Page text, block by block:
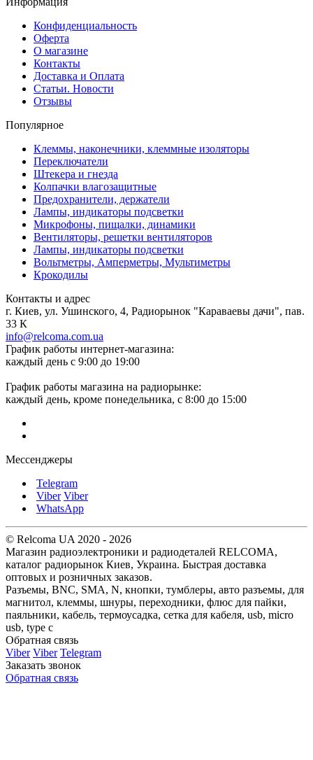
Конфиденциальность
Оферта
О магазине
Контакты
Доставка и Оплата
Статьи. Новости
Отзывы
Популярное
Клеммы, наконечники, клеммные изоляторы
Переключатели
Штекера и гнезда
Колпачки влагозащитные
Предохранители, держатели
Лампы, индикаторы подсветки
Микрофоны, пищалки, динамики
Вентиляторы, решетки вентиляторов
Лампы, индикаторы подсветки
Вольтметры, Амперметры, Мультиметры
Крокодилы
Контакты и адрес
г. Киев, ул. Ушинского, 4, Радиорынок "Караваевы дачи", пав.
33 К
info@relcoma.com.ua
График работы интернет-магазина:
каждый день с 9:00 до 19:00
График работы магазина на радиорынке:
каждый день, кроме понедельника, с 8:00 до 15:00
Мессенджеры
Telegram
Viber Viber
WhatsApp
© Relcoma UA 2020 - 2026
Магазин радиоэлектроники и радиодеталей RELCOMA,
каталог радиорынок Киев, Украина. Быстрая доставка
оптовых и розничных заказов.
Разъемы, BNC, SMA, N, кнопки, тумблеры, авто разъемы, для
магнитол, клеммы, шнуры, переходники, флюс для пайки,
паяльники, кабель, термоусадка, сетка для кабеля, usb, micro
usb, type c
Обратная связь
Viber Viber Telegram
Заказать звонок
Обратная связь